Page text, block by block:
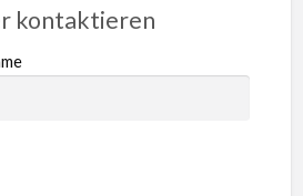
kontaktieren